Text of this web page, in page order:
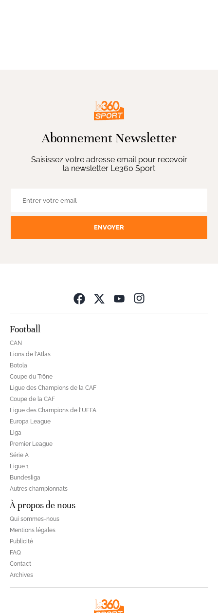
Abonnement Newsletter
Saisissez votre adresse email pour recevoir
la newsletter Le360 Sport
ENVOYER
Football
CAN
Lions de l'Atlas
Botola
Coupe du Trône
Ligue des Champions de la CAF
Coupe de la CAF
Ligue des Champions de l'UEFA
Europa League
Liga
Premier League
Série A
Ligue 1
Bundesliga
Autres championnats
À propos de nous
Qui sommes-nous
Mentions légales
Publicité
FAQ
Contact
Archives